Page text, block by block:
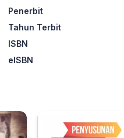
Penerbit
Tahun Terbit
ISBN
eISBN